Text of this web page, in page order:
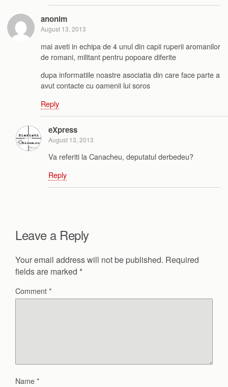
anonim
August 13, 2013
mai aveti in echipa de 4 unul din capii ruperii aromanilor
de romani, militant pentru popoare diferite
dupa informatiile noastre asociatia din care face parte a
avut contacte cu oamenii lui soros
Reply
eXpress
August 13, 2013
Va referiti la Canacheu, deputatul derbedeu?
Reply
Leave a Reply
Your email address will not be published. Required
fields are marked *
Comment*
Name*